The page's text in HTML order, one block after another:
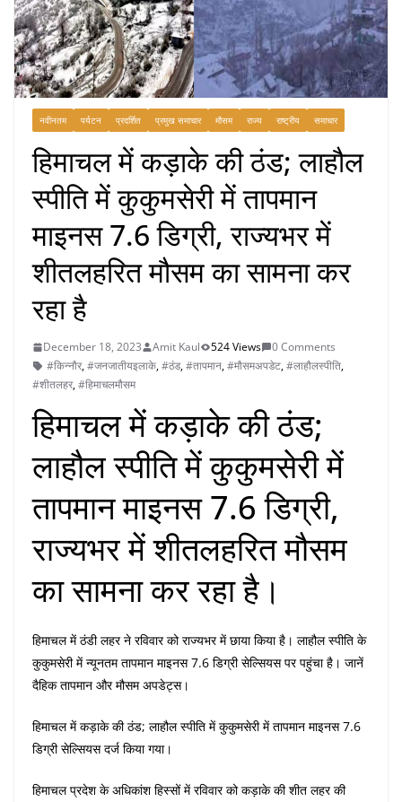
नवीनतम पर्यटन प्रदर्शित प्रमुख समाचार मौसम राज्य राष्ट्रीय समाचार
हिमाचल में कड़ाके की ठंड; लाहौल
स्पीति में कुकुमसेरी में तापमान
माइनस 7.6 डिग्री, राज्यभर में
शीतलहरित मौसम का सामना कर
रहा है
December 18, 2023 Amit Kaul 524 Views
0 Comments
#किन्नौर,#जनजातीयइलाके,#ठंड,#तापमान,#मौसमअपडेट,#लाहौलस्पीति,
#शीतलहर,#हिमाचलमौसम
हिमाचल में कड़ाके की ठंड;
लाहौल स्पीति में कुकुमसेरी में
तापमान माइनस 7.6 डिग्री,
राज्यभर में शीतलहरित मौसम
का सामना कर रहा है।
हिमाचल में ठंडी लहर ने रविवार को राज्यभर में छाया किया है। लाहौल स्पीति के
कुकुमसेरी में न्यूनतम तापमान माइनस 7.6 डिग्री सेल्सियस पर पहुंचा है। जानें
दैहिक तापमान और मौसम अपडेट्स।
हिमाचल में कड़ाके की ठंड; लाहौल स्पीति में कुकुमसेरी में तापमान माइनस 7.6
डिग्री सेल्सियस दर्ज किया गया।
हिमाचल प्रदेश के अधिकांश हिस्सों में रविवार को कड़ाके की शीत लहर की